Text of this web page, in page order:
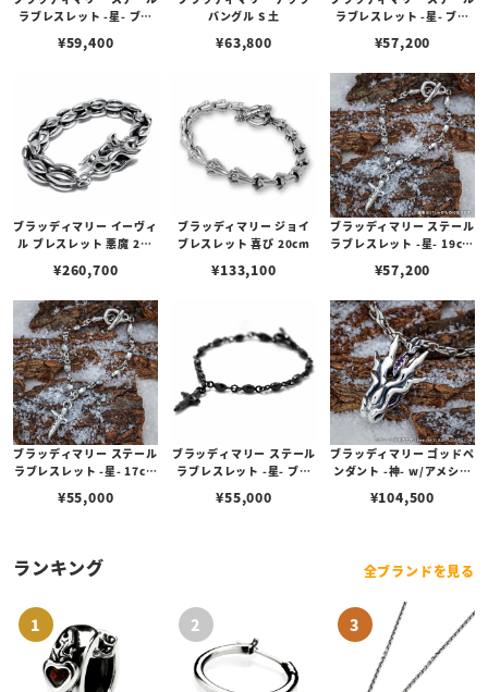
ラブレスレット -星- ブラ
ド
¥59,400
バングル S 土
¥63,800
ラブレスレット -星- ブラ
ド
¥57,200
ブラッディマリー イーヴィ
ル ブレスレット 悪魔 20c
¥260,700
ブラッディマリー ジョイ
ブレスレット 喜び 20cm
¥133,100
ブラッディマリー ステール
ラブレスレット -星- 19cm
¥57,200
ブラッディマリー ステール
ラブレスレット -星- 17cm
¥55,000
ブラッディマリー ステール
ラブレスレット -星- ブラ
¥55,000
ブラッディマリー ゴッドペ
ンダント -神- w/アメシス
¥104,500
ランキング 全ブランドを見る